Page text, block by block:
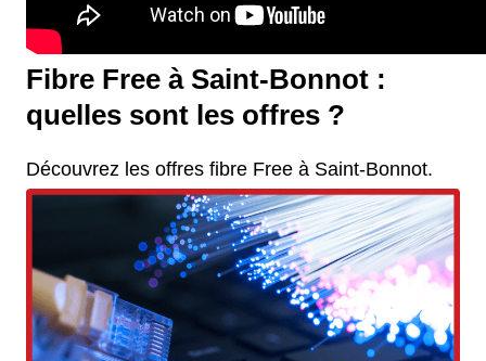
Fibre Free à Saint-Bonnot :
quelles sont les offres ?
Découvrez les offres fibre Free à Saint-Bonnot.